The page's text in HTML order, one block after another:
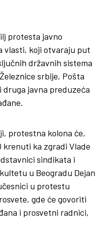
protesta javno
vlasti, koji otvaraju put
državnih sistema
srbije, Pošta
druga javna preduzeća
protestna kolona će,
krenuti ka zgradi Vlade
sindikata i
u Beogradu Dejan
u protestu
gde će govoriti
i prosvetni radnici,